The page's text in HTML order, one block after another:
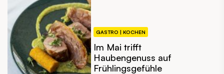
GASTRO | KOCHEN
Im Mai trifft
Haubengenuss auf
Frühlingsgefühle